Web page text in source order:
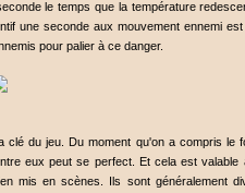
le temps que la température
une seconde aux mouvement ennemi
pour palier à ce danger.
du jeu. Du moment qu'on a compris le
eux peut se perfect. Et cela est valable
mis en scènes. Ils sont généralement